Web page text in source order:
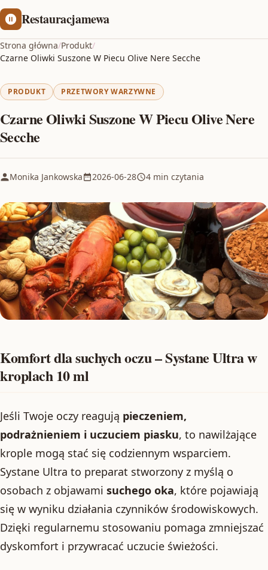
Restauracjamewa
Strona główna/Produkt/
Czarne Oliwki Suszone W Piecu Olive Nere Secche
PRODUKT PRZETWORY WARZYWNE
Czarne Oliwki Suszone W Piecu Olive Nere
Secche
Monika Jankowska 2026-06-28 4 min czytania
Komfort dla suchych oczu – Systane Ultra w
kroplach 10 ml
Jeśli Twoje oczy reagują pieczeniem,
podrażnieniem i uczuciem piasku, to nawilżające
krople mogą stać się codziennym wsparciem.
Systane Ultra to preparat stworzony z myślą o
osobach z objawami suchego oka, które pojawiają
się w wyniku działania czynników środowiskowych.
Dzięki regularnemu stosowaniu pomaga zmniejszać
dyskomfort i przywracać uczucie świeżości.